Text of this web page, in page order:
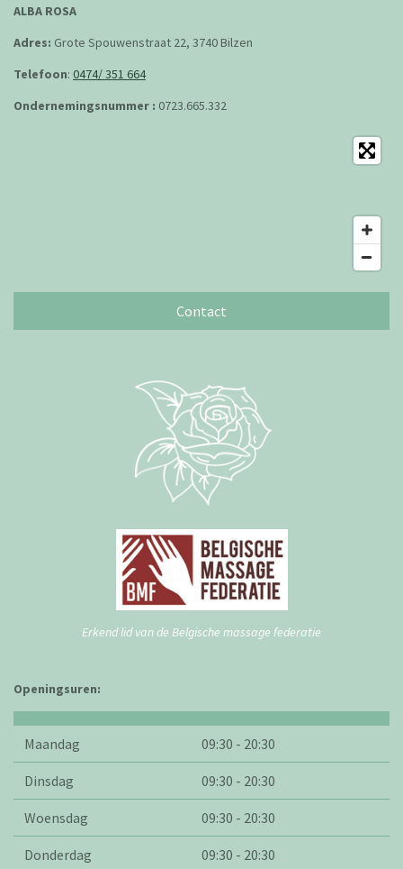
ALBA ROSA
Adres: Grote Spouwenstraat 22, 3740 Bilzen
Telefoon: 0474/ 351 664
Ondernemingsnummer : 0723.665.332
Contact
Erkend lid van de Belgische massage federatie
Openingsuren:
Maandag 09:30 - 20:30
Dinsdag 09:30 - 20:30
Woensdag 09:30 - 20:30
Donderdag 09:30 - 20:30